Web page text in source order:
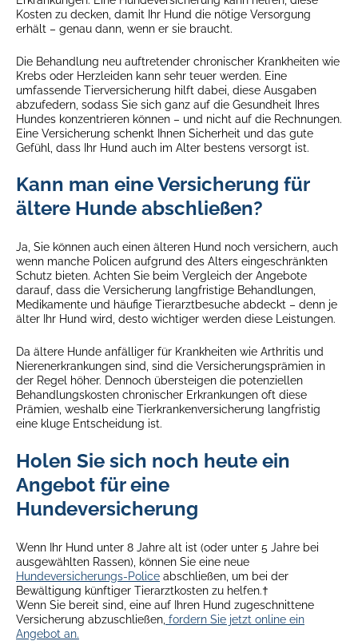
Kosten zu decken, damit Ihr Hund die nötige Versorgung
erhält – genau dann, wenn er sie braucht.
Die Behandlung neu auftretender chronischer Krankheiten wie
Krebs oder Herzleiden kann sehr teuer werden. Eine
umfassende Tierversicherung hilft dabei, diese Ausgaben
abzufedern, sodass Sie sich ganz auf die Gesundheit Ihres
Hundes konzentrieren können – und nicht auf die Rechnungen.
Eine Versicherung schenkt Ihnen Sicherheit und das gute
Gefühl, dass Ihr Hund auch im Alter bestens versorgt ist.
Kann man eine Versicherung für
ältere Hunde abschließen?
Ja, Sie können auch einen älteren Hund noch versichern, auch
wenn manche Policen aufgrund des Alters eingeschränkten
Schutz bieten. Achten Sie beim Vergleich der Angebote
darauf, dass die Versicherung langfristige Behandlungen,
Medikamente und häufige Tierarztbesuche abdeckt – denn je
älter Ihr Hund wird, desto wichtiger werden diese Leistungen.
Da ältere Hunde anfälliger für Krankheiten wie Arthritis und
Nierenerkrankungen sind, sind die Versicherungsprämien in
der Regel höher. Dennoch übersteigen die potenziellen
Behandlungskosten chronischer Erkrankungen oft diese
Prämien, weshalb eine Tierkrankenversicherung langfristig
eine kluge Entscheidung ist.
Holen Sie sich noch heute ein
Angebot für eine
Hundeversicherung
Wenn Ihr Hund unter 8 Jahre alt ist (oder unter 5 Jahre bei
ausgewählten Rassen), können Sie eine neue
Hundeversicherungs-Police abschließen, um bei der
Bewältigung künftiger Tierarztkosten zu helfen.†
Wenn Sie bereit sind, eine auf Ihren Hund zugeschnittene
Versicherung abzuschließen, fordern Sie jetzt online ein
Angebot an.